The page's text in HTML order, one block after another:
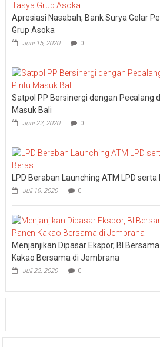
Apresiasi Nasabah, Bank Surya Gelar
Grup Asoka
Juni 15, 2020 0
Satpol PP Bersinergi dengan Pecalang
Masuk Bali
Juni 22, 2020 0
LPD Beraban Launching ATM LPD
Juli 19, 2020 0
Menjanjikan Dipasar Ekspor, BI
Kakao Bersama di Jembrana
Juli 22, 2020 0